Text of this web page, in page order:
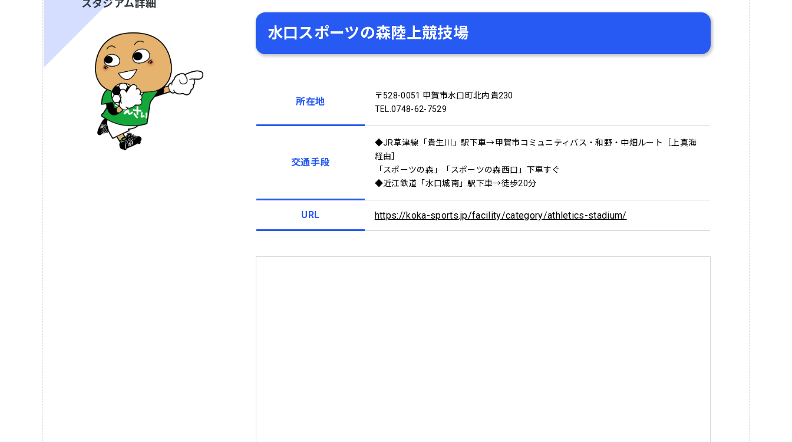
スタジアム詳細
水口スポーツの森陸上競技場
所在地
〒528-0051 甲賀市水口町北内貴230
TEL.0748-62-7529
交通手段
◆JR草津線「貴生川」駅下車→甲賀市コミュニティバス・和野・中畑ルート［上真海
経由］
「スポーツの森」「スポーツの森西口」下車すぐ
◆近江鉄道「水口城南」駅下車→徒歩20分
URL https://koka-sports.jp/facility/category/athletics-stadium/